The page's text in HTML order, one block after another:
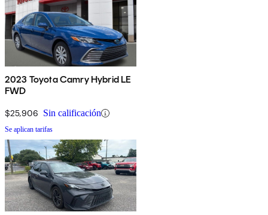
2023 Toyota Camry Hybrid LE
FWD
$25,906 Sin calificación
Se aplican tarifas